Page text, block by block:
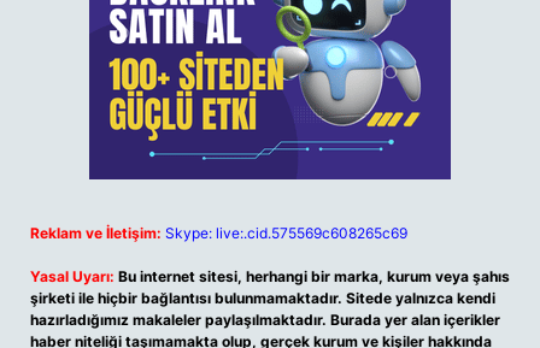
Reklam ve İletişim: Skype: live:.cid.575569c608265c69
Yasal Uyarı: Bu internet sitesi, herhangi bir marka, kurum veya şahıs
şirketi ile hiçbir bağlantısı bulunmamaktadır. Sitede yalnızca kendi
hazırladığımız makaleler paylaşılmaktadır. Burada yer alan içerikler
haber niteliği taşımamakta olup, gerçek kurum ve kişiler hakkında